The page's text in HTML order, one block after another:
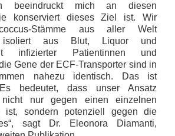
beeindruckt mich an diesen
konserviert dieses Ziel ist. Wir
Stämme aus aller Welt
aus Blut, Liquor und
infizierter Patientinnen und
Gene der ECF-Transporter sind in
nahezu identisch. Das ist
bedeutet, dass unser Ansatz
nicht nur gegen einen einzelnen
ist, sondern potenziell gegen die
sagt Dr. Eleonora Diamanti,